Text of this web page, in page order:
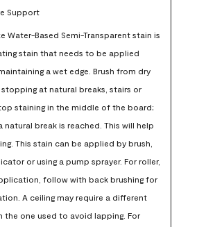
Support
Water-Based Semi-Transparent stain is
stain that needs to be applied
a wet edge. Brush from dry
at natural breaks, stairs or
staining in the middle of the board;
natural break is reached. This will help
This stain can be applied by brush,
or using a pump sprayer. For roller,
follow with back brushing for
A ceiling may require a different
the one used to avoid lapping. For